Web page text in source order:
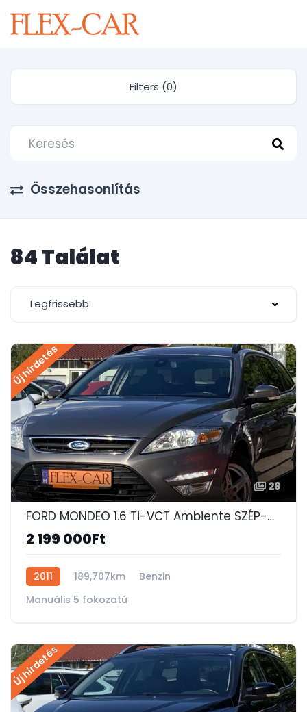
Filters (0)
Összehasonlítás
84 Találat
Legfrissebb
Új hirdetés
28
FORD MONDEO 1.6 Ti-VCT Ambiente SZÉP-ÜLÉSFŰTÉS-DIGIT KLÍMA-SONY-TEMPOMAT-PDC!
2 199 000Ft
2011 189,707km
Benzin
Manuális 5 fokozatú
Új hirdetés